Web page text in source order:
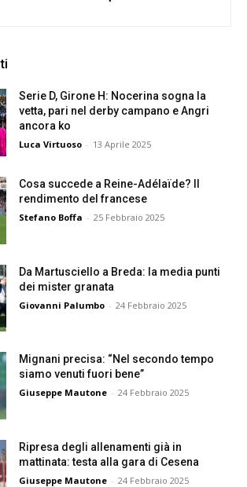
Serie D, Girone H: Nocerina sogna la
vetta, pari nel derby campano e Angri
ancora ko
Luca Virtuoso - 13 Aprile 2025
Cosa succede a Reine-Adélaïde? Il
rendimento del francese
Stefano Boffa - 25 Febbraio 2025
Da Martusciello a Breda: la media punti
dei mister granata
Giovanni Palumbo - 24 Febbraio 2025
Mignani precisa: “Nel secondo tempo
siamo venuti fuori bene”
Giuseppe Mautone - 24 Febbraio 2025
Ripresa degli allenamenti già in
mattinata: testa alla gara di Cesena
Giuseppe Mautone - 24 Febbraio 2025